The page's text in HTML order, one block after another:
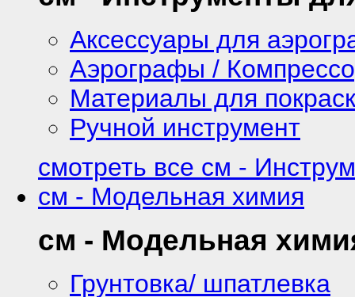
Аксессуары для
Аэрографы /
Материалы для
Ручной инструмент
смотреть все см -
см - Модельная химия
см - Модельная
Грунтовка/ шпатлевка